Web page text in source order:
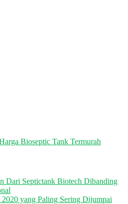
Bioseptic Tank Termurah
Dari Septictank Biotech Dibanding
yang Paling Sering Dijumpai